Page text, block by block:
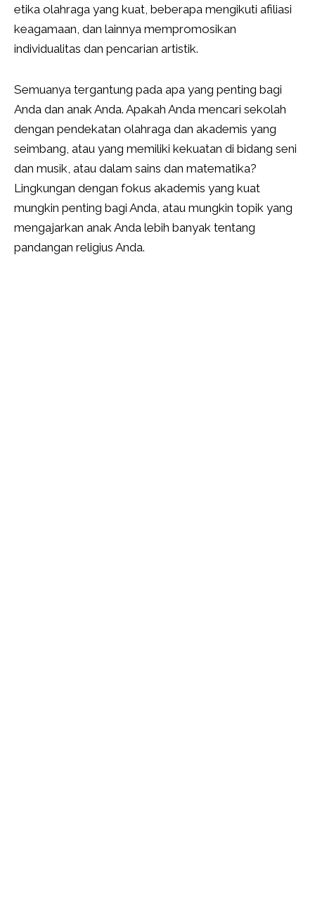
etika olahraga yang kuat, beberapa mengikuti afiliasi
keagamaan, dan lainnya mempromosikan
individualitas dan pencarian artistik.
Semuanya tergantung pada apa yang penting bagi
Anda dan anak Anda. Apakah Anda mencari sekolah
dengan pendekatan olahraga dan akademis yang
seimbang, atau yang memiliki kekuatan di bidang seni
dan musik, atau dalam sains dan matematika?
Lingkungan dengan fokus akademis yang kuat
mungkin penting bagi Anda, atau mungkin topik yang
mengajarkan anak Anda lebih banyak tentang
pandangan religius Anda.